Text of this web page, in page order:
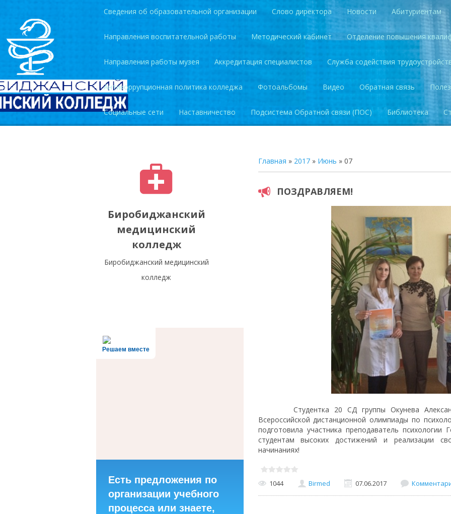
Сведения об образовательной организации Слово директора Новости Абитуриентам
Направления воспитательной работы Методический кабинет Отделение повышения
Направления работы музея Аккредитация специалистов Служба содействия
Антикоррупционная политика колледжа Фотоальбомы Видео Обратная связь
Социальные сети Наставничество Подсистема Обратной связи (ПОС) Библиотека
Биробиджанский
медицинский
колледж
Биробиджанский медицинский
колледж
Главная » 2017 » Июнь » 07
ПОЗДРАВЛЯЕМ!
Студентка 20 СД группы Окунева
Всероссийской дистанционной олимпиады по
подготовила участника преподаватель
студентам высоких достижений и реализации
начинаниях!
1044 Birmed 07.06.2017
Решаем вместе
Есть предложения по
организации учебного
процесса или знаете,